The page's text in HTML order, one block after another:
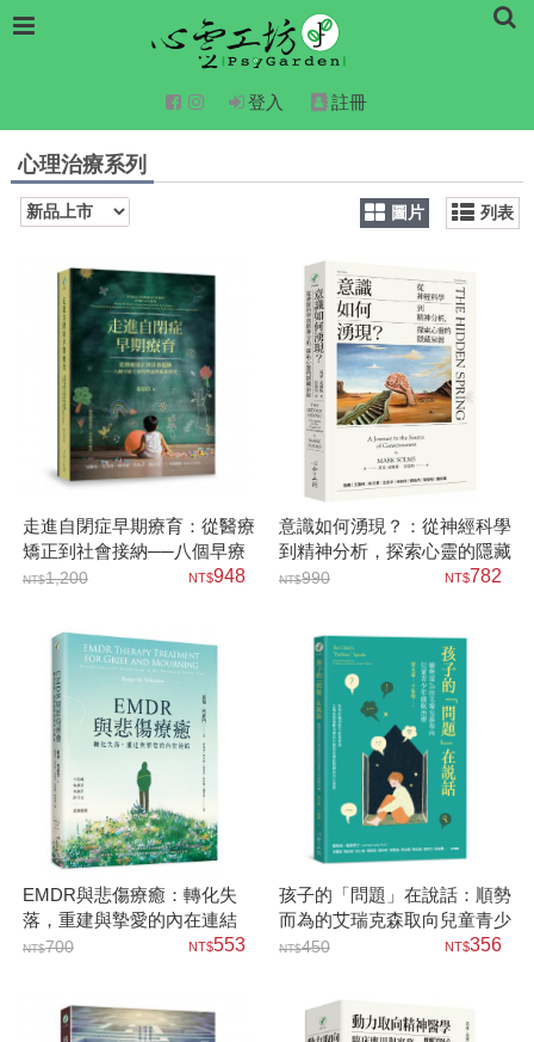
登入 註冊
心理治療系列
圖片 列表
走進自閉症早期療育：從醫療
矯正到社會接納──八個早療
方案的理論與臨床研究
1,200 948
意識如何湧現？：從神經科學
到精神分析，探索心靈的隱藏
泉源990 782
EMDR與悲傷療癒：轉化失
落，重建與摯愛的內在連結
700 553
孩子的「問題」在說話：順勢
而為的艾瑞克森取向兒童青少
年催眠治療
450 356